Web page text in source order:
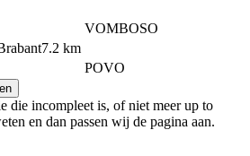
7.2 km
VOMBOSO
POVO
die incompleet is, of niet meer up to
en dan passen wij de pagina aan.